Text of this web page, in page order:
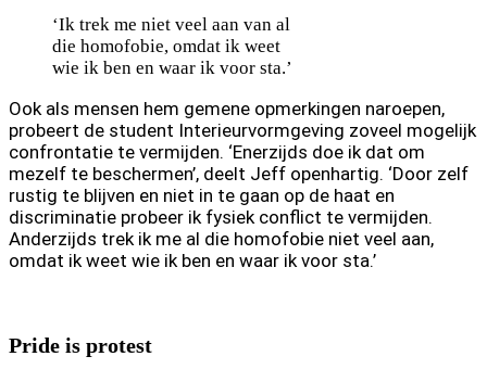
‘Ik trek me niet veel aan van al
die homofobie, omdat ik weet
wie ik ben en waar ik voor sta.’
Ook als mensen hem gemene opmerkingen naroepen,
probeert de student Interieurvormgeving zoveel mogelijk
confrontatie te vermijden. ‘Enerzijds doe ik dat om
mezelf te beschermen’, deelt Jeff openhartig. ‘Door zelf
rustig te blijven en niet in te gaan op de haat en
discriminatie probeer ik fysiek conflict te vermijden.
Anderzijds trek ik me al die homofobie niet veel aan,
omdat ik weet wie ik ben en waar ik voor sta.’
Pride is protest